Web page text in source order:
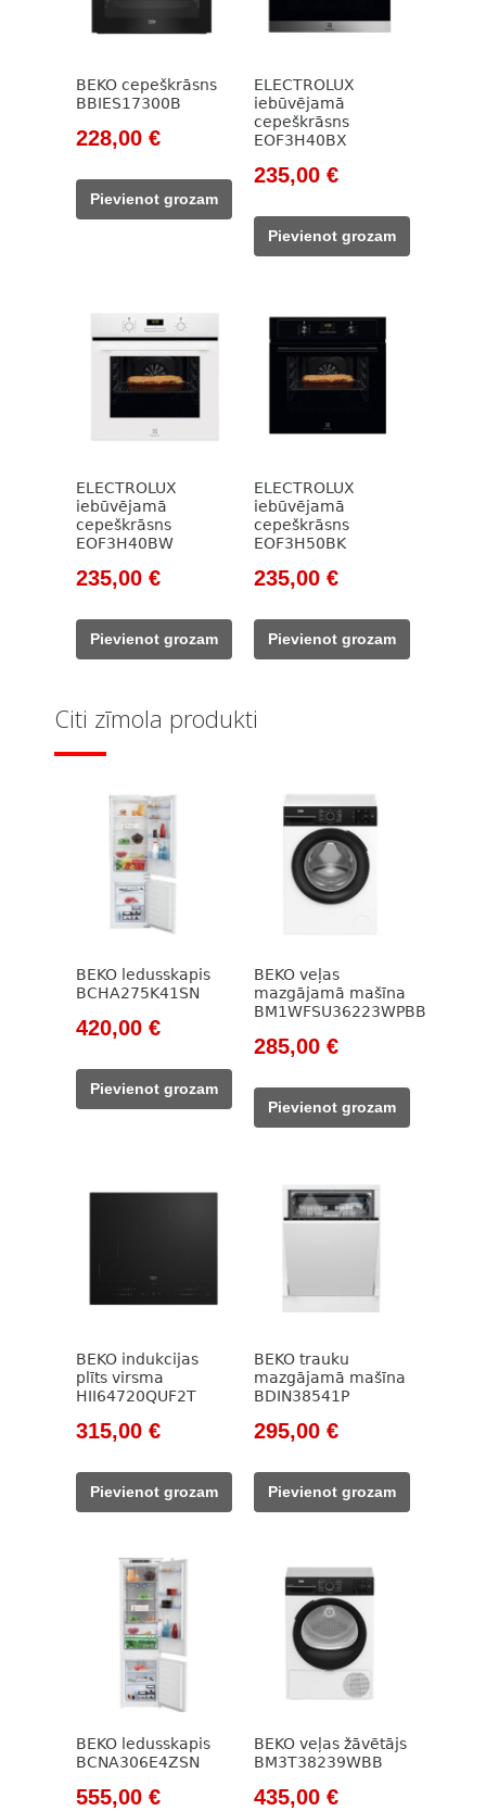
BEKO cepeškrāsns
BBIES17300B
Original
was:
785,00 €.
228,00 €Current
228,00 €.
Pievienot grozam
ELECTROLUX
iebūvējamā
cepeškrāsns
EOF3H40BX
Original
was:
338,00 €.
235,00 €Current
235,00 €.
Pievienot grozam
ELECTROLUX
iebūvējamā
cepeškrāsns
EOF3H40BW
Original
was:
365,00 €.
235,00 €Current
235,00 €.
Pievienot grozam
ELECTROLUX
iebūvējamā
cepeškrāsns
EOF3H50BK
Original
was:
366,00 €.
235,00 €Current
235,00 €.
Pievienot grozam
Citi zīmola produkti
BEKO ledusskapis
BCHA275K41SN
Original
was:
785,00 €.
420,00 €Current
420,00 €.
Pievienot grozam
BEKO veļas
mazgājamā mašīna
BM1WFSU36223WPBB
Original
was:
785,00 €.
285,00 €Current
285,00 €.
Pievienot grozam
BEKO indukcijas
plīts virsma
HII64720QUF2T
Original
was:
785,00 €.
315,00 €Current
315,00 €.
Pievienot grozam
BEKO trauku
mazgājamā mašīna
BDIN38541P
Original
was:
609,00 €.
295,00 €Current
295,00 €.
Pievienot grozam
BEKO ledusskapis
BCNA306E4ZSN
Original
555,00 €Current
BEKO veļas žāvētājs
BM3T38239WBB
Original
435,00 €Current